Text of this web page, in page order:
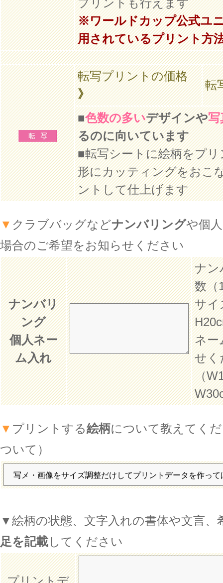
プリントも行えます
※ワールドカップ公式ユ
用されているプリント方
転写プリントの価格
》
転
■色数の多いデザインや写
るのに向いています
■転写シートに絵柄をプ
形にカッティングをおこ
ントして仕上げます
▼ クラブバッグなどナンバリングや個
場合のご希望をお知らせください
ナンバリ
ング
個人ネー
ム入れ
ナン
数（
サイ
ネー
せく
（
▼ プリントする絵柄について教えてく
ついて）
▼絵柄の状態、文字入れの書体や文言、
足を記載してください